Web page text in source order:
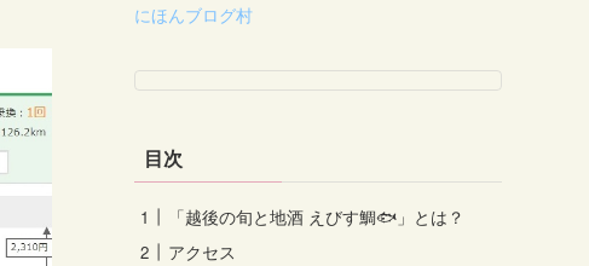
にほんブログ村
目次
「越後の旬と地酒 えびす鯛🐟」とは？
アクセス